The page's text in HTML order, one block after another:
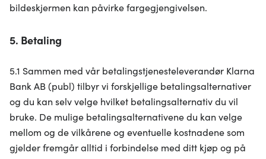
bildeskjermen kan påvirke fargegjengivelsen.
5. Betaling
5.1 Sammen med vår betalingstjenesteleverandør Klarna
Bank AB (publ) tilbyr vi forskjellige betalingsalternativer
og du kan selv velge hvilket betalingsalternativ du vil
bruke. De mulige betalingsalternativene du kan velge
mellom og de vilkårene og eventuelle kostnadene som
gjelder fremgår alltid i forbindelse med ditt kjøp og på